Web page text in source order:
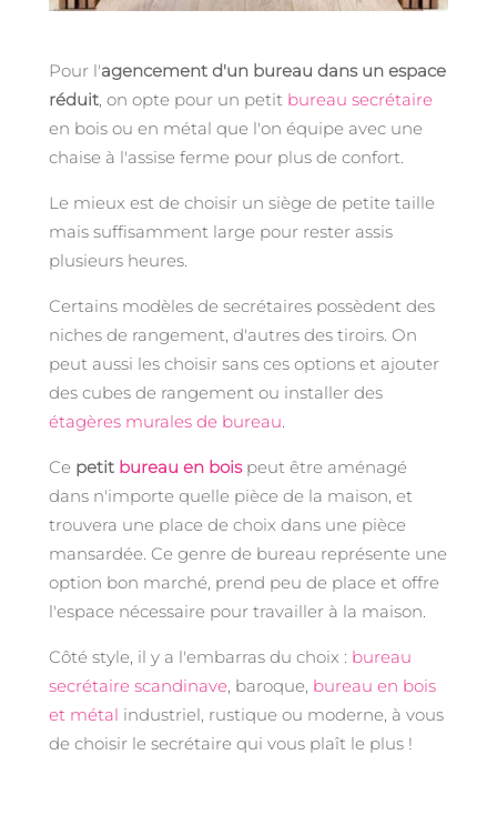
Pour l'agencement d'un bureau dans un espace
réduit , on opte pour un petit bureau secrétaire
en bois ou en métal que l'on équipe avec une
chaise à l'assise ferme pour plus de confort.
Le mieux est de choisir un siège de petite taille
mais suffisamment large pour rester assis
plusieurs heures.
Certains modèles de secrétaires possèdent des
niches de rangement, d'autres des tiroirs. On
peut aussi les choisir sans ces options et ajouter
des cubes de rangement ou installer des
étagères murales de bureau
Ce petit bureau en boispeut être aménagé
dans n'importe quelle pièce de la maison, et
trouvera une place de choix dans une pièce
mansardée. Ce genre de bureau représente une
option bon marché, prend peu de place et offre
l'espace nécessaire pour travailler à la maison.
Côté style, il y a l'embarras du choix : bureau
secrétaire scandinave , baroque, bureau en bois
et métal industriel, rustique ou moderne, à vous
de choisir le secrétaire qui vous plaît le plus !